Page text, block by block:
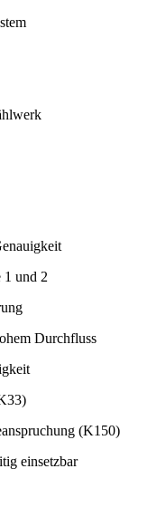
und 2
Durchfluss
(K150)
einsetzbar